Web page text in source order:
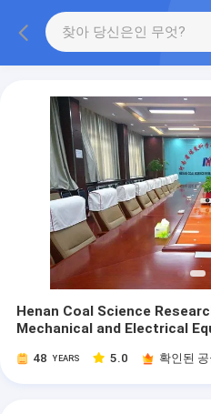
Henan Coal Science
Mechanical and Electrical
48 YEARS 5.0 확인된